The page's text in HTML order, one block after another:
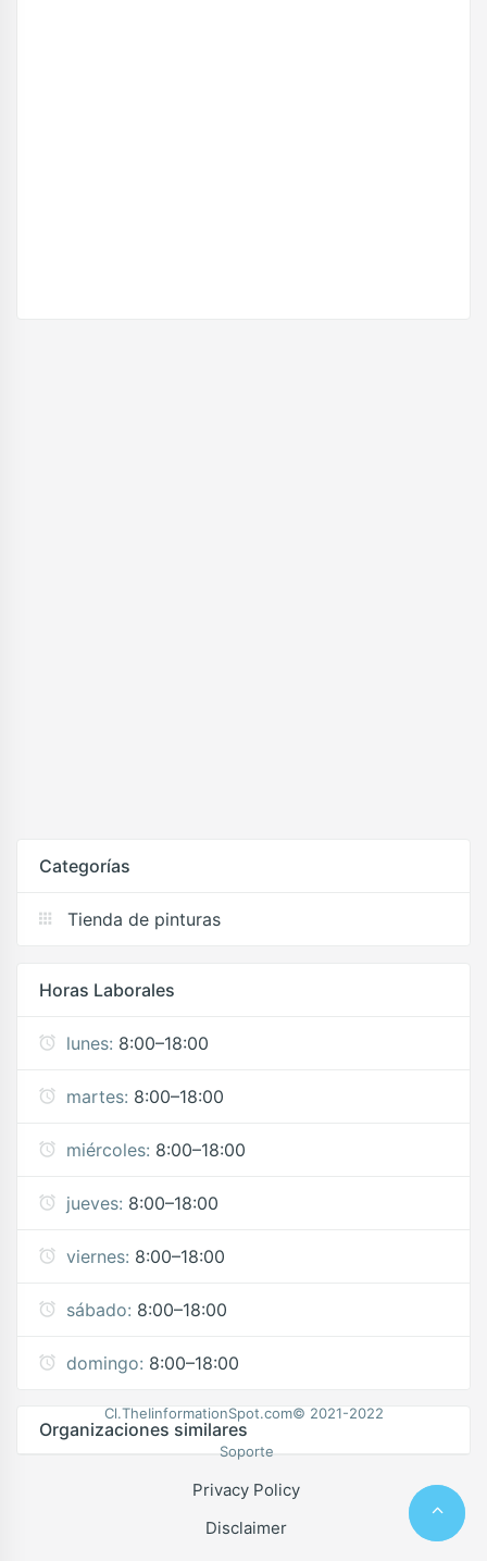
Categorías
Tienda de pinturas
Horas Laborales
lunes: 8:00–18:00
martes: 8:00–18:00
miércoles: 8:00–18:00
jueves: 8:00–18:00
viernes: 8:00–18:00
sábado: 8:00–18:00
domingo: 8:00–18:00
Organizaciones similares
Cl.TheIinformationSpot.com© 2021-2022
Soporte
Privacy Policy
Disclaimer